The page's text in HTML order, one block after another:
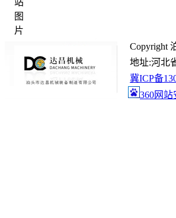
Copyright
地址:河北
冀ICP备
360网